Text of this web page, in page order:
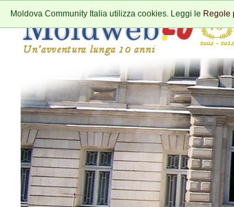
Moldova Community Italia utilizza cookies. Leggi le Regole